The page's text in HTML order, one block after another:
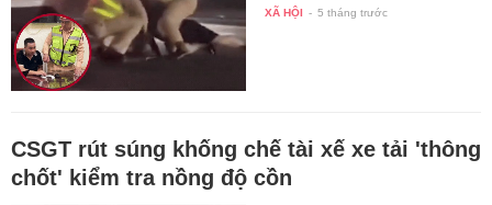
XÃ HỘI - 5 tháng trước
CSGT rút súng khống chế tài xế xe tải 'thông
chốt' kiểm tra nồng độ cồn